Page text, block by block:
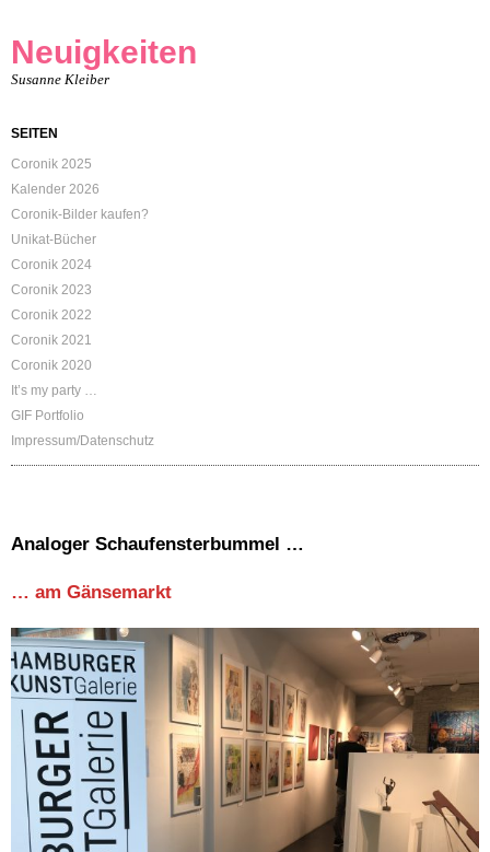
Neuigkeiten
Susanne Kleiber
SEITEN
Coronik 2025
Kalender 2026
Coronik-Bilder kaufen?
Unikat-Bücher
Coronik 2024
Coronik 2023
Coronik 2022
Coronik 2021
Coronik 2020
It’s my party …
GIF Portfolio
Impressum/Datenschutz
Analoger Schaufensterbummel …
… am Gänsemarkt